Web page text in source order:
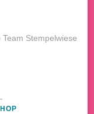
Stempelwiese